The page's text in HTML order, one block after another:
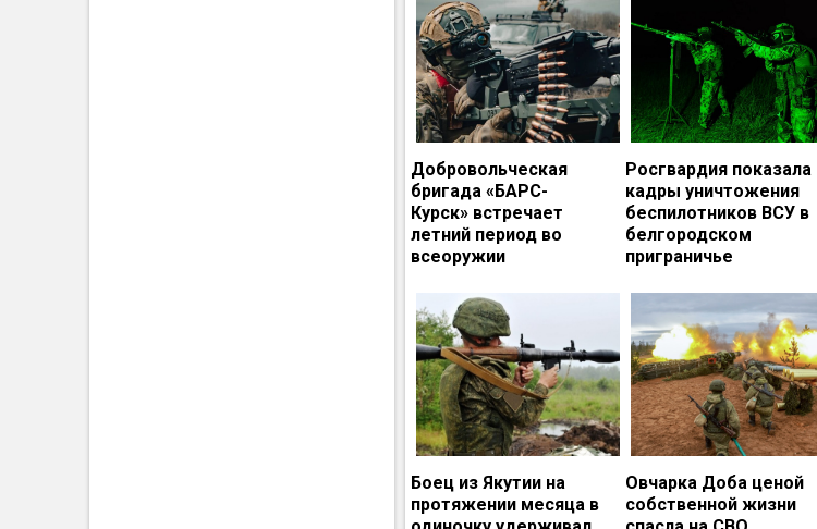
Добровольческая
бригада «БАРС-
Курск» встречает
летний период во
всеоружии
Росгвардия показала
кадры уничтожения
беспилотников ВСУ в
белгородском
приграничье
Боец из Якутии на
протяжении месяца в
Овчарка Доба ценой
собственной жизни